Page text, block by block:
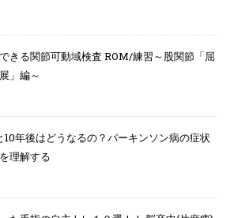
きる関節可動域検査 ROM/練習～股関節「屈
」編～
10年後はどうなるの？パーキンソン病の症状
理解する